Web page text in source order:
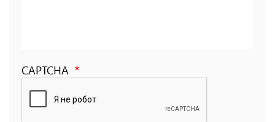
CAPTCHA